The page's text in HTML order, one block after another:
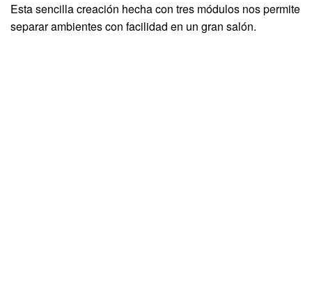
Esta sencilla creación hecha con tres módulos nos permite
separar ambientes con facilidad en un gran salón.